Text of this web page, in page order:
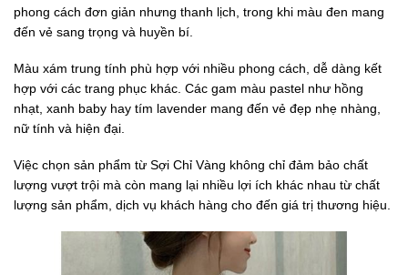
phong cách đơn giản nhưng thanh lịch, trong khi màu đen mang
đến vẻ sang trọng và huyền bí.
Màu xám trung tính phù hợp với nhiều phong cách, dễ dàng kết
hợp với các trang phục khác. Các gam màu pastel như hồng
nhạt, xanh baby hay tím lavender mang đến vẻ đẹp nhẹ nhàng,
nữ tính và hiện đại.
Việc chọn sản phẩm từ Sợi Chỉ Vàng không chỉ đảm bảo chất
lượng vượt trội mà còn mang lại nhiều lợi ích khác nhau từ chất
lượng sản phẩm, dịch vụ khách hàng cho đến giá trị thương hiệu.